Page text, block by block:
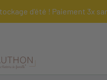
d'été ! Paiement 3x
menu